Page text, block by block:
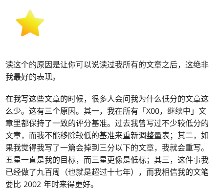
读这个的原因是让你可以说读过我所有的文章之后，这绝非
我最好的表现。
在我写这些文章的时候，很多人会问我为什么低分的文章这
么少。这有三个原因。其一，我在所有「X00，继续中」文
章里都保持了一致的评分基准。过去我曾写过不少较低分的
文章，而我不能移除较低的基准来重新调整量表；其二，如
果我觉得我写了一篇会掉到三分以下的文章，我就会重写。
五星一直是我的目标，而三星更像是低标；其三，这件事我
已经做了九百周（也就是超过十七年），而我相信我的文笔
要比 2002 年时来得更好。